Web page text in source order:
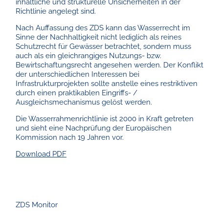
inhaltliche und strukturelle Unsicherheiten in der
Richtlinie angelegt sind.
Nach Auffassung des ZDS kann das Wasserrecht im
Sinne der Nachhaltigkeit nicht lediglich als reines
Schutzrecht für Gewässer betrachtet, sondern muss
auch als ein gleichrangiges Nutzungs- bzw.
Bewirtschaftungsrecht angesehen werden. Der Konflikt
der unterschiedlichen Interessen bei
Infrastrukturprojekten sollte anstelle eines restriktiven
durch einen praktikablen Eingriffs- /
Ausgleichsmechanismus gelöst werden.
Die Wasserrahmenrichtlinie ist 2000 in Kraft getreten
und sieht eine Nachprüfung der Europäischen
Kommission nach 19 Jahren vor.
Download PDF
ZDS Monitor